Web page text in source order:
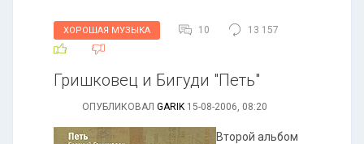
ХОРОШАЯ МУЗЫКА 10 13 157
Гришковец и Бигуди "Петь"
ОПУБЛИКОВАЛ GARIK 15-08-2006, 08:20
Второй альбом